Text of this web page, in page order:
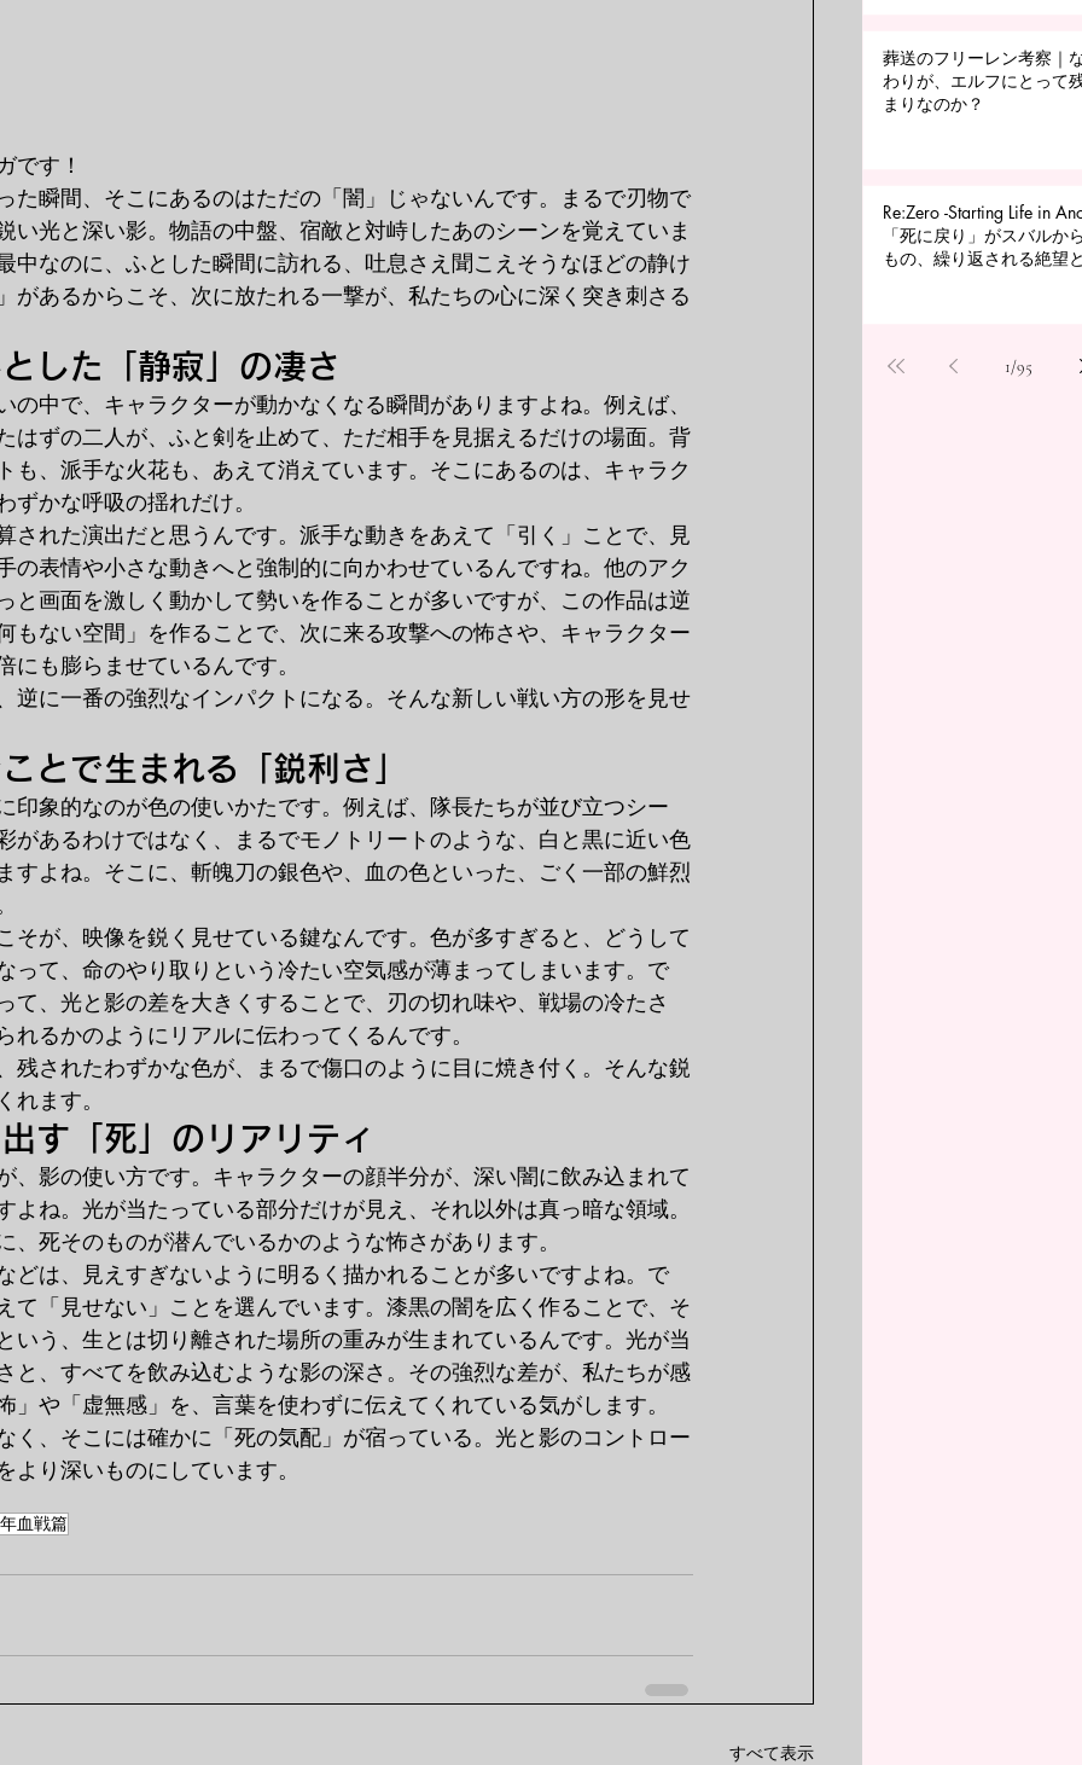
です！
た瞬間、そこにあるのはただの「闇」じゃないんです。まるで刃物で
い光と深い影。物語の中盤、宿敵と対峙したあのシーンを覚えていま
中なのに、ふとした瞬間に訪れる、吐息さえ聞こえそうなほどの静け
があるからこそ、次に放たれる一撃が、私たちの心に深く突き刺さる
した「静寂」の凄さ
の中で、キャラクターが動かなくなる瞬間がありますよね。例えば、
はずの二人が、ふと剣を止めて、ただ相手を見据えるだけの場面。背
も、派手な火花も、あえて消えています。そこにあるのは、キャラク
ずかな呼吸の揺れだけ。
された演出だと思うんです。派手な動きをあえて「引く」ことで、見
の表情や小さな動きへと強制的に向かわせているんですね。他のアク
と画面を激しく動かして勢いを作ることが多いですが、この作品は逆
もない空間」を作ることで、次に来る攻撃への怖さや、キャラクター
にも膨らませているんです。
逆に一番の強烈なインパクトになる。そんな新しい戦い方の形を見せ
とで生まれる「鋭利さ」
印象的なのが色の使いかたです。例えば、隊長たちが並び立つシー
があるわけではなく、まるでモノトリートのような、白と黒に近い色
すよね。そこに、斬魄刀の銀色や、血の色といった、ごく一部の鮮烈
そが、映像を鋭く見せている鍵なんです。色が多すぎると、どうして
って、命のやり取りという冷たい空気感が薄まってしまいます。で
て、光と影の差を大きくすることで、刃の切れ味や、戦場の冷たさ
れるかのようにリアルに伝わってくるんです。
残されたわずかな色が、まるで傷口のように目に焼き付く。そんな鋭
れます。
す「死」のリアリティ
、影の使い方です。キャラクターの顔半分が、深い闇に飲み込まれて
よね。光が当たっている部分だけが見え、それ以外は真っ暗な領域。
、死そのものが潜んでいるかのような怖さがあります。
どは、見えすぎないように明るく描かれることが多いですよね。で
て「見せない」ことを選んでいます。漆黒の闇を広く作ることで、そ
いう、生とは切り離された場所の重みが生まれているんです。光が当
と、すべてを飲み込むような影の深さ。その強烈な差が、私たちが感
」や「虚無感」を、言葉を使わずに伝えてくれている気がします。
く、そこには確かに「死の気配」が宿っている。光と影のコントロー
より深いものにしています。
血戦篇
すべて表示
葬送のフリーレン考察｜
わりが、エルフにとって
まりなのか？
Re:Zero -Starting Life in
「死に戻り」がスバルか
もの、繰り返される絶望
1/95